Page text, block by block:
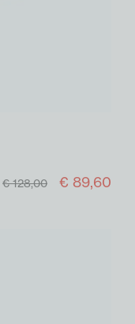
€ 128,00 € 89,60